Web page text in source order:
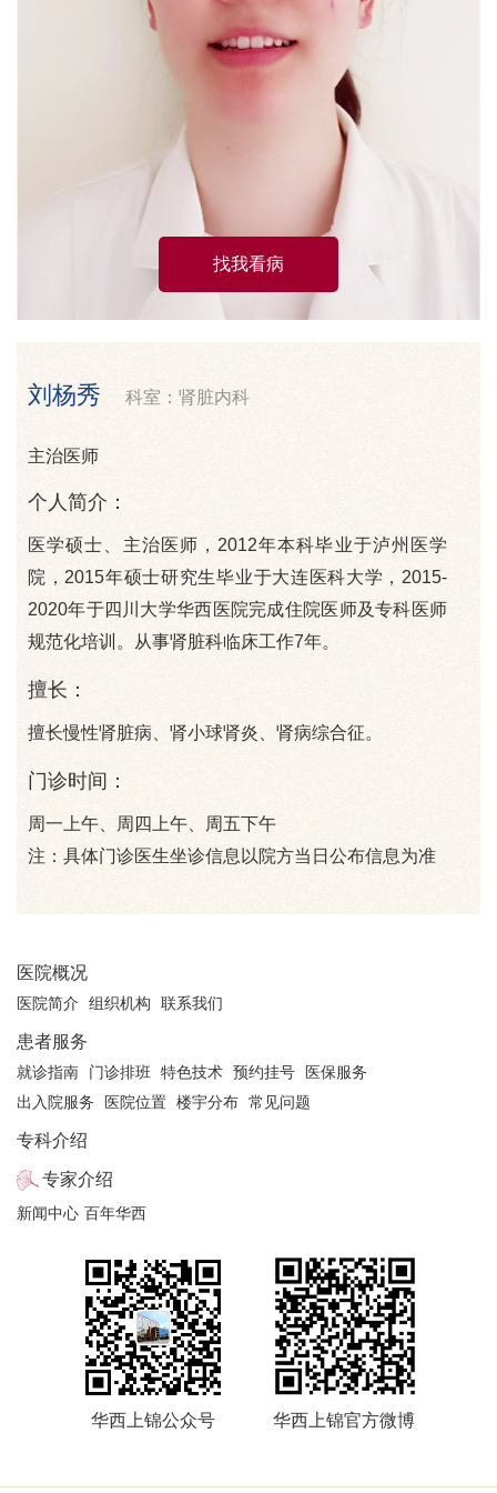
找我看病
刘杨秀 科室：肾脏内科
主治医师
个人简介：
医学硕士、主治医师，2012年本科毕业于泸州医学
院，2015年硕士研究生毕业于大连医科大学，2015-
2020年于四川大学华西医院完成住院医师及专科医师
规范化培训。从事肾脏科临床工作7年。
擅长：
擅长慢性肾脏病、肾小球肾炎、肾病综合征。
门诊时间：
周一上午、周四上午、周五下午
注：具体门诊医生坐诊信息以院方当日公布信息为准
医院概况
医院简介 组织机构 联系我们
患者服务
就诊指南 门诊排班 特色技术 预约挂号
医保服务
出入院服务
医院位置 楼宇分布 常见问题
专科介绍
专家介绍
新闻中心 百年华西
华西上锦公众号 华西上锦官方微博